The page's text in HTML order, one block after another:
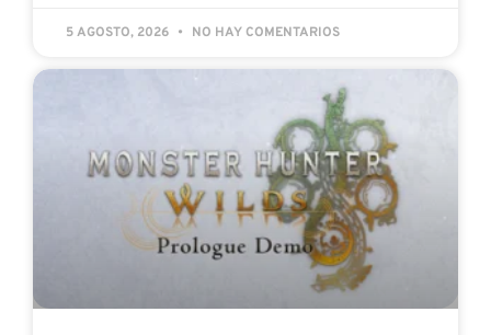
5 AGOSTO, 2026 NO HAY COMENTARIOS